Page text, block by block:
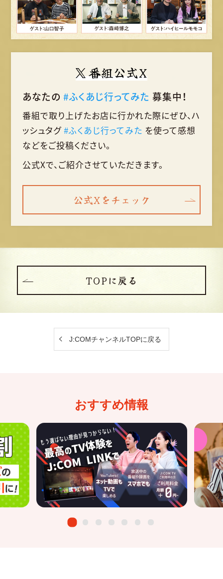
番組公式X
あなたの #ふくあじ行ってみた 募集中！
番組で取り上げたお店に行かれた際にぜひ、ハ
ッシュタグ #ふくあじ行ってみた を使って感想
などをご投稿ください。
公式Xで、ご紹介させていただきます。
公式Xをチェック
TOPに戻る
J:COMチャンネルTOPに戻る
おすすめ情報